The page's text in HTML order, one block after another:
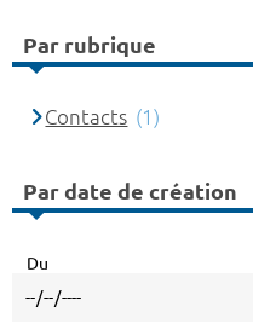
Par rubrique
Contacts (1)
Par date de création
Du